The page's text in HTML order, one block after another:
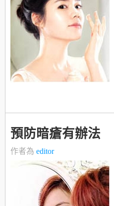
預防暗瘡有辦法
作者為 editor